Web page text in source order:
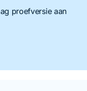
proefversie aan